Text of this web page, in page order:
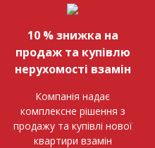
10 % знижка на
продаж та купівлю
нерухомості взамін
Компанія надає
комплексне рішення з
продажу та купівлі нової
квартири взамін